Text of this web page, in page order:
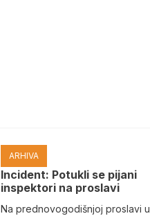
ARHIVA
Incident: Potukli se pijani
inspektori na proslavi
Na prednovogodišnjoj proslavi u